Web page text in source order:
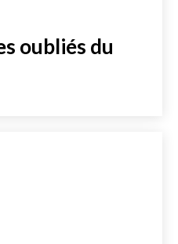
oubliés du